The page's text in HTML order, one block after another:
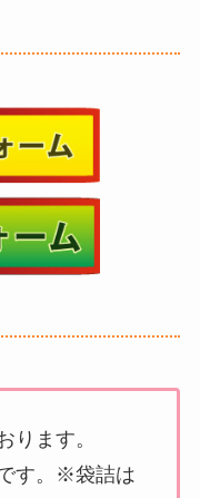
ます。
す。※袋詰は